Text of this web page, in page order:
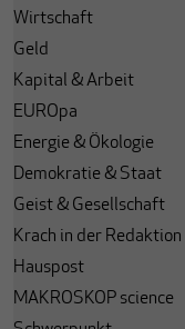
Wirtschaft
Geld
Kapital & Arbeit
EUROpa
Energie & Ökologie
Demokratie & Staat
Geist & Gesellschaft
Krach in der Redaktion
Hauspost
MAKROSKOP science